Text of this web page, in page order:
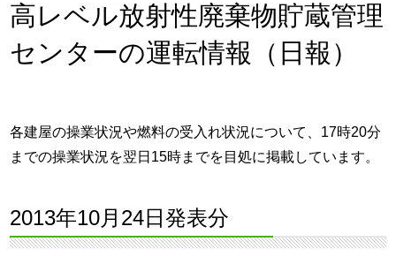
高レベル放射性廃棄物貯蔵管理
センターの運転情報（日報）
各建屋の操業状況や燃料の受入れ状況について、17時20分
までの操業状況を翌日15時までを目処に掲載しています。
2013年10月24日発表分